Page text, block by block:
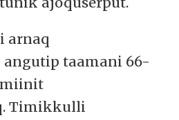
arnaq
taamani 66-
Timikkulli